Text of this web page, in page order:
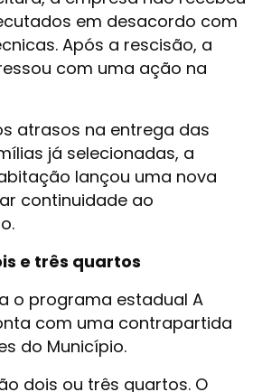
em desacordo com
Após a rescisão, a
com uma ação na
atrasos na entrega das
já selecionadas, a
lançou uma nova
continuidade ao
e três quartos
o programa estadual A
com uma contrapartida
do Município.
dois ou três quartos. O